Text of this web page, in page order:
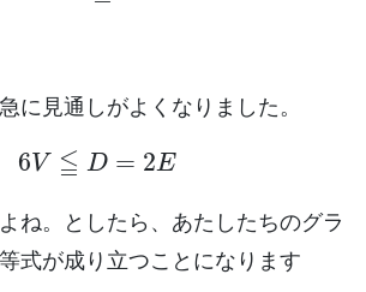
に見通しがよくなりました。
6 V≦ D E
ね。としたら、あたしたちのグラ
式が成り立つことになります